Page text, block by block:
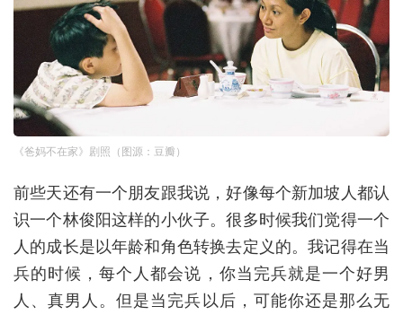
《爸妈不在家》剧照（图源：豆瓣）
前些天还有一个朋友跟我说，好像每个新加坡人都认
识一个林俊阳这样的小伙子。很多时候我们觉得一个
人的成长是以年龄和角色转换去定义的。我记得在当
兵的时候，每个人都会说，你当完兵就是一个好男
人、真男人。但是当完兵以后，可能你还是那么无